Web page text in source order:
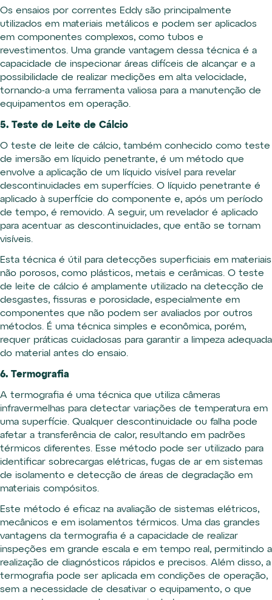
Os ensaios por correntes Eddy são principalmente
utilizados em materiais metálicos e podem ser aplicados
em componentes complexos, como tubos e
revestimentos. Uma grande vantagem dessa técnica é a
capacidade de inspecionar áreas difíceis de alcançar e a
possibilidade de realizar medições em alta velocidade,
tornando-a uma ferramenta valiosa para a manutenção de
equipamentos em operação.
5. Teste de Leite de Cálcio
O teste de leite de cálcio, também conhecido como teste
de imersão em líquido penetrante, é um método que
envolve a aplicação de um líquido visível para revelar
descontinuidades em superfícies. O líquido penetrante é
aplicado à superfície do componente e, após um período
de tempo, é removido. A seguir, um revelador é aplicado
para acentuar as descontinuidades, que então se tornam
visíveis.
Esta técnica é útil para detecções superficiais em materiais
não porosos, como plásticos, metais e cerâmicas. O teste
de leite de cálcio é amplamente utilizado na detecção de
desgastes, fissuras e porosidade, especialmente em
componentes que não podem ser avaliados por outros
métodos. É uma técnica simples e econômica, porém,
requer práticas cuidadosas para garantir a limpeza adequada
do material antes do ensaio.
6. Termografia
A termografia é uma técnica que utiliza câmeras
infravermelhas para detectar variações de temperatura em
uma superfície. Qualquer descontinuidade ou falha pode
afetar a transferência de calor, resultando em padrões
térmicos diferentes. Esse método pode ser utilizado para
identificar sobrecargas elétricas, fugas de ar em sistemas
de isolamento e detecção de áreas de degradação em
materiais compósitos.
Este método é eficaz na avaliação de sistemas elétricos,
mecânicos e em isolamentos térmicos. Uma das grandes
vantagens da termografia é a capacidade de realizar
inspeções em grande escala e em tempo real, permitindo a
realização de diagnósticos rápidos e precisos. Além disso, a
termografia pode ser aplicada em condições de operação,
sem a necessidade de desativar o equipamento, o que